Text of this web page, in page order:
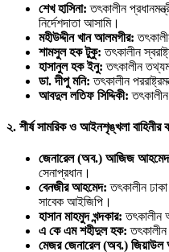
শেখ হাসিনা: তৎকালীন
নির্দেশদাতা আসামি।
মহীউদ্দীন খান আলমগীর:
শামসুল হক টুকু: তৎকালীন
হাসানুল হক ইনু: তৎকালীন
ডা. দীপু মনি: তৎকালীন
আবদুল লতিফ সিদ্দিকী:
২. শীর্ষ সামরিক ও আইনশৃঙ্খলা বাহিনীর
জেনারেল (অব.) আজিজ
সেনাপ্রধান।
বেনজীর আহমেদ: তৎকালীন
সাবেক আইজিপি।
হাসান মাহমুদ খন্দকার: তৎকালীন
এ কে এম শহীদুল হক:
মেজর জেনারেল (অব.) জিয়াউল